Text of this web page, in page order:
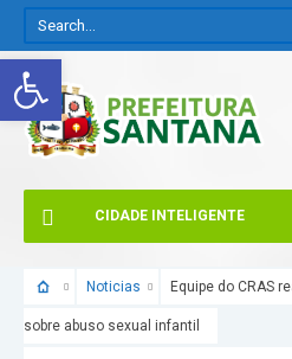
Abrir a barra de ferramentas
CIDADE INTELIGENTE
Noticias Equipe do CRAS
sobre abuso sexual infantil